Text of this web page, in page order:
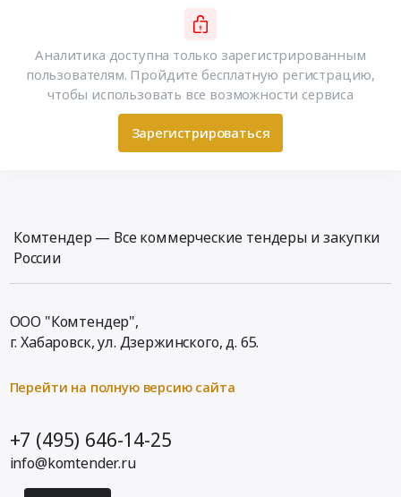
Аналитика доступна только зарегистрированным
пользователям. Пройдите бесплатную регистрацию,
чтобы использовать все возможности сервиса
Зарегистрироваться
Комтендер — Все коммерческие тендеры и закупки
России
ООО "Комтендер",
г. Хабаровск,ул. Дзержинского, д. 65.
Перейти на полную версию сайта
+7 (495) 646-14-25
info@komtender.ru